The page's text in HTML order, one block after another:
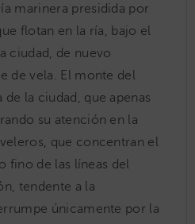
marinera presidida por
flotan en la ría, bajo el
ciudad, de nuevo
de vela. El monte del
la ciudad, que apenas
su atención en la
que concentran el
fino de las líneas del
tendente a la
únicamente por la